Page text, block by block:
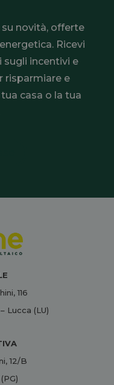
novità, offerte
Ricevi
sugli incentivi e
risparmiare e
casa o la tua
116
Lucca (LU)
12/B